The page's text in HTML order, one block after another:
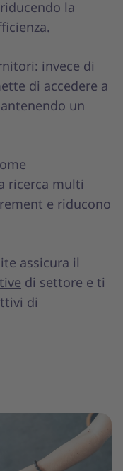
la
invece di
di accedere a
un
ricerca multi
e riducono
assicura il
di settore e ti
di